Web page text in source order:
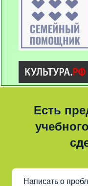
Есть
Написать о